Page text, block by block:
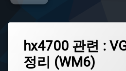
hx4700 관련 :
정리 (WM6)
hx4700
qVGA
a
Comment
on
hx4700